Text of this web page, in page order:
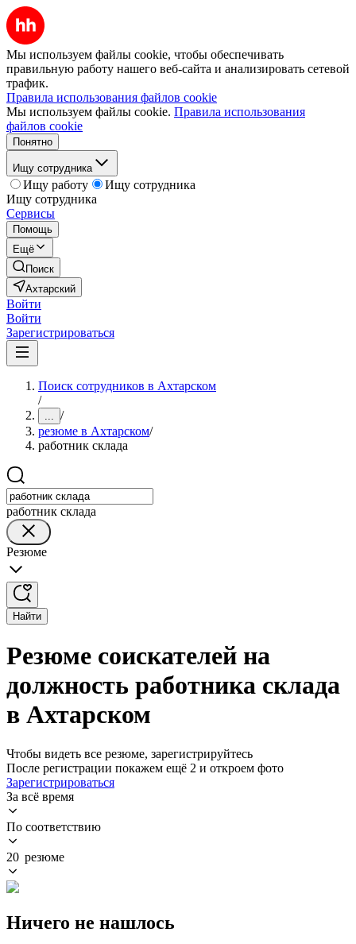
Мы используем файлы cookie, чтобы обеспечивать
правильную работу нашего веб-сайта и анализировать сетевой
трафик.
Правила использования файлов cookie
Мы используем файлы cookie. Правила использования
файлов cookie
Понятно
Ищу сотрудника
Ищу работу
Ищу сотрудника
Ищу сотрудника
Сервисы
Помощь
Ещё
Поиск
Ахтарский
Войти
Войти
Зарегистрироваться
Поиск сотрудников в Ахтарском
/
... /
резюме в Ахтарском/
работник склада
работник склада
Резюме
Найти
Резюме соискателей на
должность работника склада
в Ахтарском
Чтобы видеть все резюме, зарегистрируйтесь
После регистрации покажем ещё 2 и откроем фото
Зарегистрироваться
За всё время
По соответствию
20 резюме
Ничего не нашлось